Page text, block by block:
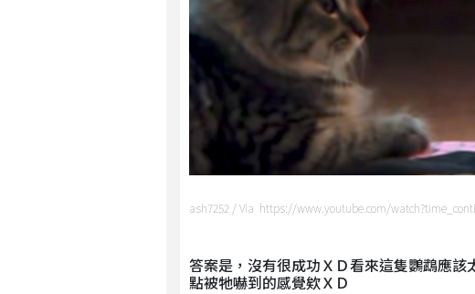
ash7252 / Via https://www.youtube.com/
答案是，沒有很成功ＸＤ看來這隻鸚鵡應
點被牠嚇到的感覺欸ＸＤ